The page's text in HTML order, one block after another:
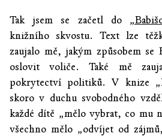
Tak jsem se začetl do
knižního skvostu. Text lze
zaujalo mě, jakým způsobem se
oslovit voliče. Také mě
pokrytectví politiků. V knize
skoro v duchu svobodného
každé dítě „mělo vybrat, co mu
všechno mělo „odvíjet od